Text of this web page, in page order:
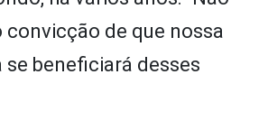
convicção de que nossa
se beneficiará desses